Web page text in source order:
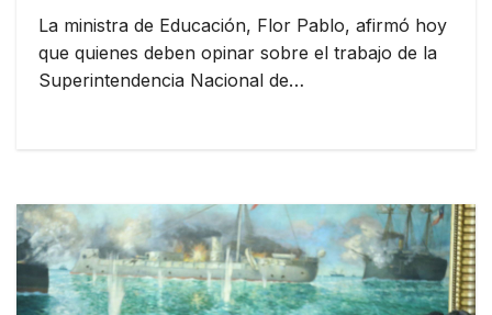
La ministra de Educación, Flor Pablo, afirmó hoy
que quienes deben opinar sobre el trabajo de la
Superintendencia Nacional de…